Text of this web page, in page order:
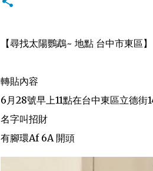
【尋找太陽鸚鵡~ 地點 台中市東區】
轉貼內容
6月28號早上11點在台中東區立德街
名字叫招財
有腳環Af 6A 開頭